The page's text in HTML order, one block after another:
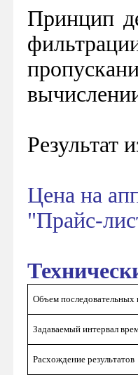
Принцип
Результат
Цена на
"Прайс-
Объем последовательных
Задаваемый интервал
Расхождение результатов